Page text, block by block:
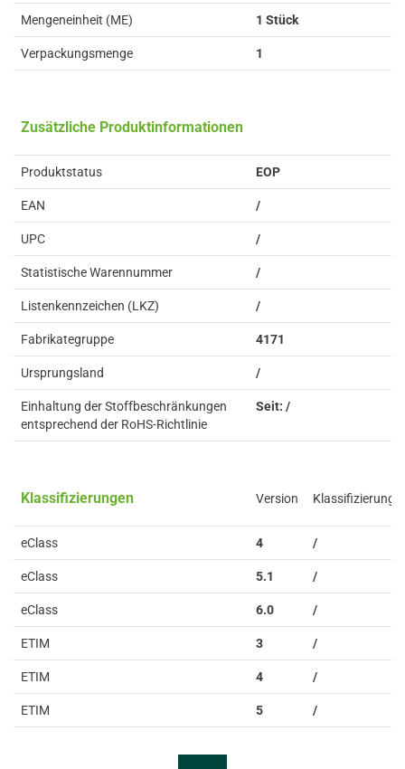
Mengeneinheit (ME) 1 Stück
Verpackungsmenge 1
Zusätzliche Produktinformationen
Produktstatus EOP
EAN /
UPC /
Statistische Warennummer /
Listenkennzeichen (LKZ) /
Fabrikategruppe 4171
Ursprungsland /
Einhaltung der Stoffbeschränkungen
entsprechend der RoHS-Richtlinie
Seit: /
Klassifizierungen Version Klassifizierung
eClass 4 /
eClass 5.1 /
eClass 6.0 /
ETIM 3 /
ETIM 4 /
ETIM 5 /